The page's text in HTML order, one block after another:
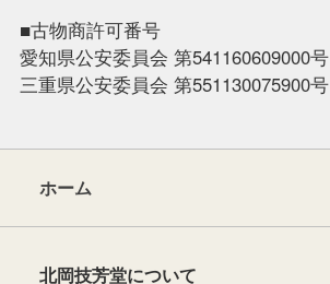
■古物商許可番号
愛知県公安委員会 第541160609000号
三重県公安委員会 第551130075900号
ホーム
北岡技芳堂について